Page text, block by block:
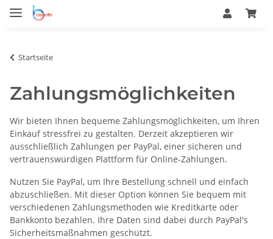
Startseite
Zahlungsmöglichkeiten
Wir bieten Ihnen bequeme Zahlungsmöglichkeiten, um Ihren
Einkauf stressfrei zu gestalten. Derzeit akzeptieren wir
ausschließlich Zahlungen per PayPal, einer sicheren und
vertrauenswürdigen Plattform für Online-Zahlungen.
Nutzen Sie PayPal, um Ihre Bestellung schnell und einfach
abzuschließen. Mit dieser Option können Sie bequem mit
verschiedenen Zahlungsmethoden wie Kreditkarte oder
Bankkonto bezahlen. Ihre Daten sind dabei durch PayPal's
Sicherheitsmaßnahmen geschützt.